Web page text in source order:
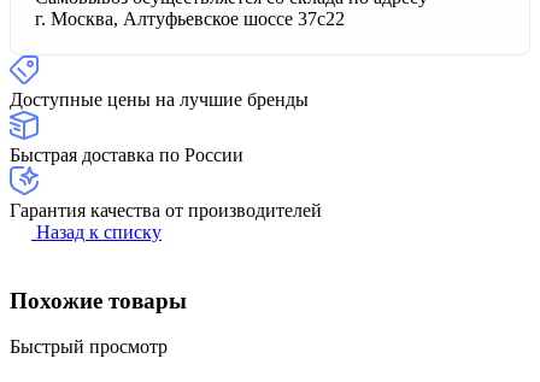
г. Москва, Алтуфьевское шоссе 37с22
Доступные цены на лучшие бренды
Быстрая доставка по России
Гарантия качества от производителей
Назад к списку
Похожие товары
Быстрый просмотр